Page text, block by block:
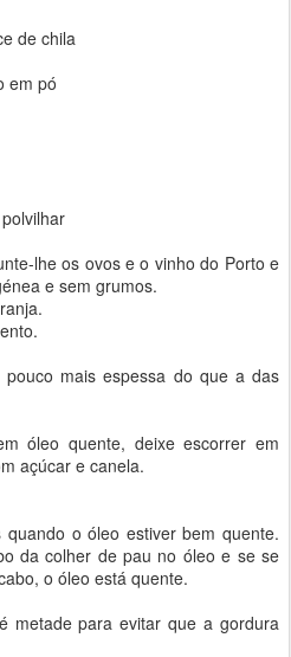
de chila
em pó
lhe os ovos e o vinho do Porto e
e sem grumos.
mais espessa do que a das
óleo quente, deixe escorrer em
açúcar e canela.
o óleo estiver bem quente.
da colher de pau no óleo e se se
o óleo está quente.
metade para evitar que a gordura